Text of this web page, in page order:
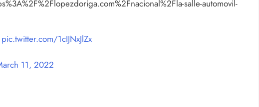
salle-automovil-
pic.twitter.com/1cIJNxJlZx
11, 2022